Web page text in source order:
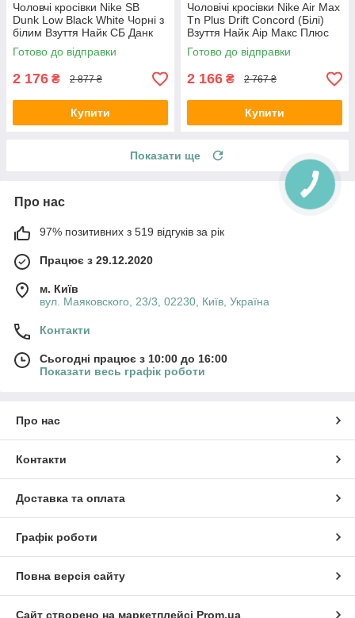
Чоловчі кросівки Nike SB
Dunk Low Black White Чорні з
білим Взуття Найк СБ Данк
Лоу текстиль шкіра демісезон
Готово до відправки
2 176 ₴ 2 877 ₴
Купити
Чоловічі кросівки Nike Air Max
Tn Plus Drift Concord (Білі)
Взуття Найк Аір Макс Плюс
текстиль шкіра демісезон
Готово до відправки
2 166 ₴ 2 767 ₴
Купити
Показати ще
Про нас
97% позитивних з 519 відгуків за рік
Працює з 29.12.2020
м. Київ
вул. Маяковского, 23/3, 02230, Київ, Україна
Контакти
Сьогодні працює з 10:00 до 16:00
Показати весь графік роботи
Про нас
Контакти
Доставка та оплата
Графік роботи
Повна версія сайту
Сайт створено на маркетплейсі Prom.ua